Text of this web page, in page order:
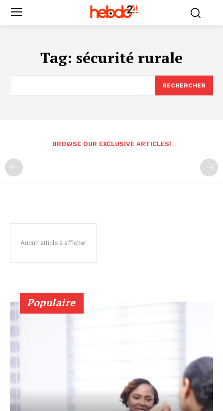
Tag: sécurité rurale
RECHERCHER
BROWSE OUR EXCLUSIVE ARTICLES!
Aucun article à afficher
Populaire